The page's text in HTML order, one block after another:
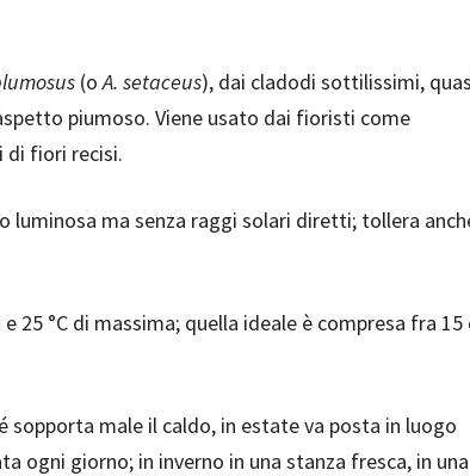
(oA. setaceus), dai cladodi sottilissimi,
piumoso. Viene usato dai fioristi come
di fiori recisi.
luminosa ma senza raggi solari diretti; tollera
25 °C di massima; quella ideale è compresa fra 15
sopporta male il caldo, in estate va posta in luogo
ogni giorno; in inverno in una stanza fresca, in una